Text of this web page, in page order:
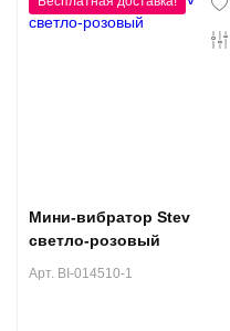
Мини-вибратор Stev
светло-розовый
Арт. BI-014510-1